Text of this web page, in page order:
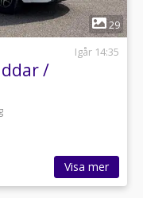
29
Igår 14:35
/
Visa mer